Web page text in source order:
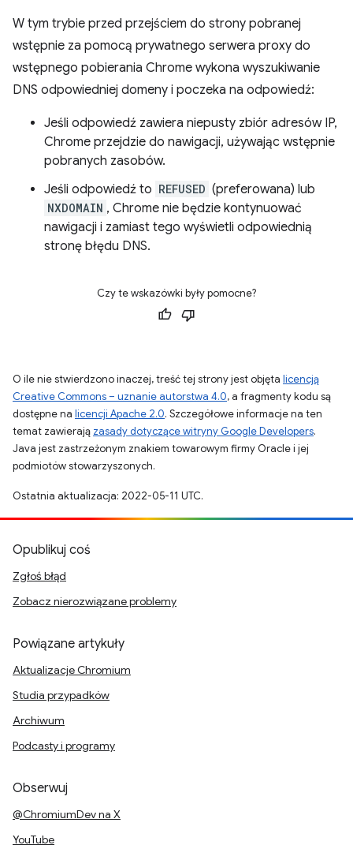
W tym trybie przed przejściem do strony pobranej
wstępnie za pomocą prywatnego serwera proxy do
wstępnego pobierania Chrome wykona wyszukiwanie
DNS odpowiedniej domeny i poczeka na odpowiedź:
Jeśli odpowiedź zawiera niepusty zbiór adresów IP,
Chrome przejdzie do nawigacji, używając wstępnie
pobranych zasobów.
Jeśli odpowiedź to REFUSED (preferowana) lub
NXDOMAIN , Chrome nie będzie kontynuować
nawigacji i zamiast tego wyświetli odpowiednią
stronę błędu DNS.
Czy te wskazówki były pomocne?
O ile nie stwierdzono inaczej, treść tej strony jest objęta licencją
Creative Commons – uznanie autorstwa 4.0, a fragmenty kodu są
dostępne na licencji Apache 2.0. Szczegółowe informacje na ten
temat zawierają zasady dotyczące witryny Google Developers.
Java jest zastrzeżonym znakiem towarowym firmy Oracle i jej
podmiotów stowarzyszonych.
Ostatnia aktualizacja: 2022-05-11 UTC.
Opublikuj coś
Zgłoś błąd
Zobacz nierozwiązane problemy
Powiązane artykuły
Aktualizacje Chromium
Studia przypadków
Archiwum
Podcasty i programy
Obserwuj
@ChromiumDev na X
YouTube